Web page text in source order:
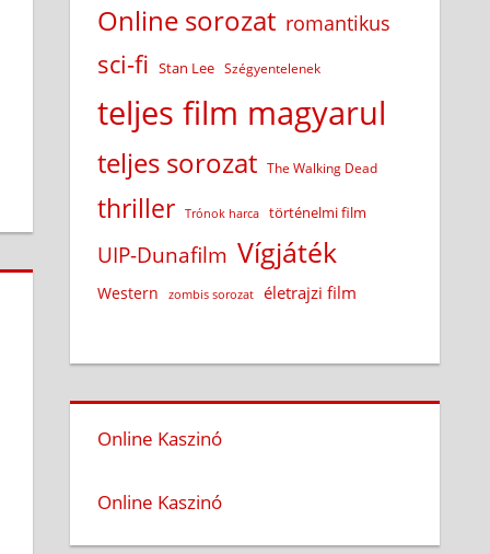
Online sorozat romantikus
sci-fi Stan Lee Szégyentelenek
teljes film magyarul
teljes sorozat The Walking Dead
thriller Trónok harca történelmi film
UIP-Dunafilm Vígjáték
Western zombis sorozat életrajzi film
Online Kaszinó
Online Kaszinó